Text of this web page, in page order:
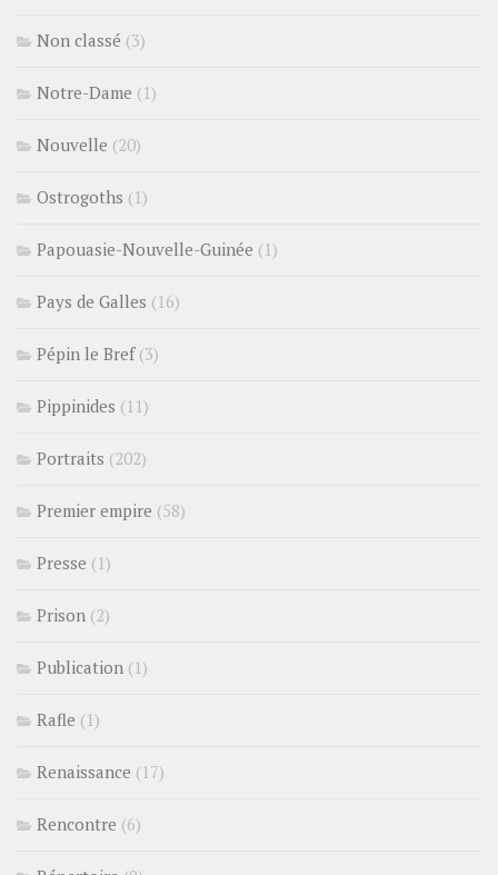
Non classé (3)
Notre-Dame (1)
Nouvelle (20)
Ostrogoths (1)
Papouasie-Nouvelle-Guinée (1)
Pays de Galles (16)
Pépin le Bref(3)
Pippinides (11)
Portraits (202)
Premier empire (58)
Presse (1)
Prison (2)
Publication (1)
Rafle (1)
Renaissance (17)
Rencontre (6)